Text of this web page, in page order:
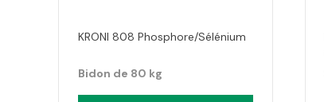
KRONI 808 Phosphore/Sélénium
Bidon de 80 kg